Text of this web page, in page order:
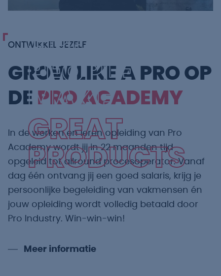
GREAT
PEOPLE
MAKE
GREAT
PRODUCTS
ONTWIKKEL JEZELF
GROW LIKE A PRO OP
DE PRO ACADEMY
In de werken en leren opleiding van Pro
Academy wordt jij in 22 maanden tijd
opgeleid tot allround procesoperator. Vanaf
dag één ontvang jij een goed salaris, krijg je
persoonlijke begeleiding van vakmensen én
jouw opleiding wordt volledig betaald door
Pro Industry. Win-win-win!
Meer informatie